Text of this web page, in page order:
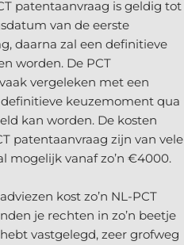
patentaanvraag is geldig tot
van de eerste
daarna zal een definitieve
worden. De PCT
vergeleken met een
keuzemoment qua
kan worden. De kosten
patentaanvraag zijn van vele
mogelijk vanaf zo’n €4000.
kost zo’n NL-PCT
je rechten in zo’n beetje
vastgelegd, zeer grofweg